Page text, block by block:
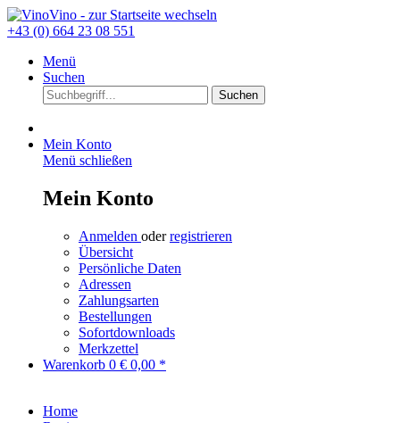
+43 (0) 664 23 08 551
Menü
Suchen
Suchen
Mein Konto
Menü schließen
Mein Konto
Anmelden oderregistrieren
Übersicht
Persönliche Daten
Adressen
Zahlungsarten
Bestellungen
Sofortdownloads
Merkzettel
Warenkorb 0 € 0,00 *
Home